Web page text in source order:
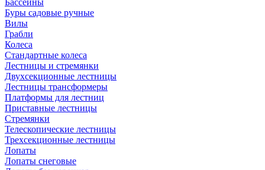
Бассейны
Буры садовые ручные
Вилы
Грабли
Колеса
Стандартные колеса
Лестницы и стремянки
Двухсекционные лестницы
Лестницы трансформеры
Платформы для лестниц
Приставные лестницы
Стремянки
Телескопические лестницы
Трехсекционные лестницы
Лопаты
Лопаты снеговые